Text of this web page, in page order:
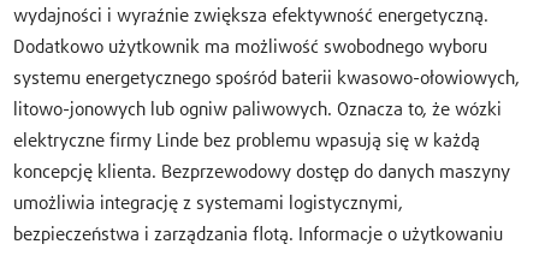
wydajności i wyraźnie zwiększa efektywność energetyczną.
Dodatkowo użytkownik ma możliwość swobodnego wyboru
systemu energetycznego spośród baterii kwasowo-ołowiowych,
litowo-jonowych lub ogniw paliwowych. Oznacza to, że wózki
elektryczne firmy Linde bez problemu wpasują się w każdą
koncepcję klienta. Bezprzewodowy dostęp do danych maszyny
umożliwia integrację z systemami logistycznymi,
bezpieczeństwa i zarządzania flotą. Informacje o użytkowaniu